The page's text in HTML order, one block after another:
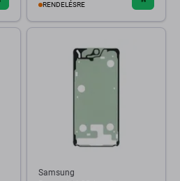
RENDELÉSRE
Samsung